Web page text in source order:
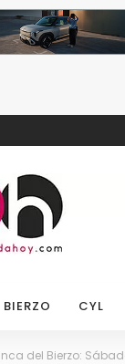
BIERZO CYL
del Bierzo: